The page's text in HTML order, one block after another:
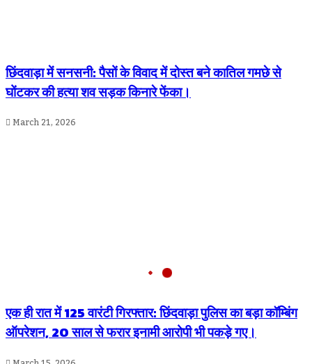
छिंदवाड़ा में सनसनी: पैसों के विवाद में दोस्त बने कातिल गमछे से
घोंटकर की हत्या शव सड़क किनारे फेंका।
March 21, 2026
एक ही रात में 125 वारंटी गिरफ्तार: छिंदवाड़ा पुलिस का बड़ा कॉम्बिंग
ऑपरेशन, 20 साल से फरार इनामी आरोपी भी पकड़े गए।